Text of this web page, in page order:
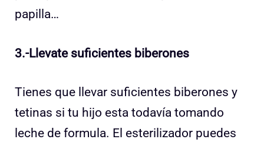
papilla…
3.-Llevate suficientes biberones
Tienes que llevar suficientes biberones y
tetinas si tu hijo esta todavía tomando
leche de formula. El esterilizador puedes